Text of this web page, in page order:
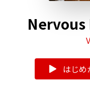
Nervous
はじめ